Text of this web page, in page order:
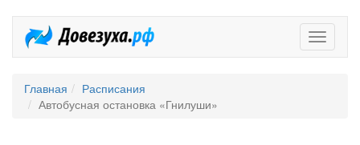
Главная
Расписания
Автобусная остановка «Гнилуши»